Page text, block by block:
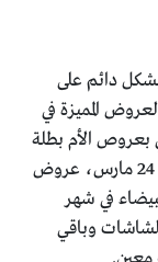
دائم على
المميزة في
بعروص الأم بطلة
الحكاية التي بدأت من 24 فبراير لمدة شهر حتى 24 مارس، عروض
في شهر
وباقي